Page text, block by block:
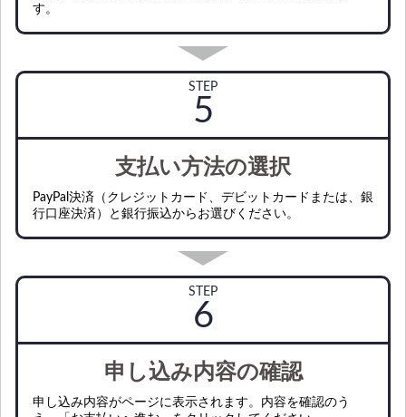
す。
STEP
支払い方法の選択
PayPal決済（クレジットカード、デビットカードまたは、銀
行口座決済）と銀行振込からお選びください。
STEP
申し込み内容の確認
申し込み内容がページに表示されます。内容を確認のう